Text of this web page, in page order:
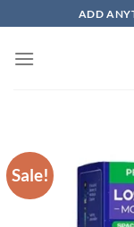
to
content
ADD
Sale!